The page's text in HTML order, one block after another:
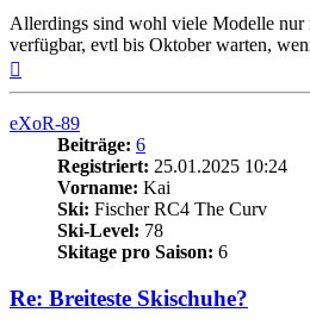
Allerdings sind wohl viele Modelle nur
verfügbar, evtl bis Oktober warten,
eXoR-89
Beiträge: 6
Registriert: 25.01.2025 10:24
Vorname: Kai
Ski: Fischer RC4 The Curv
Ski-Level: 78
Skitage pro Saison: 6
Re: Breiteste Skischuhe?